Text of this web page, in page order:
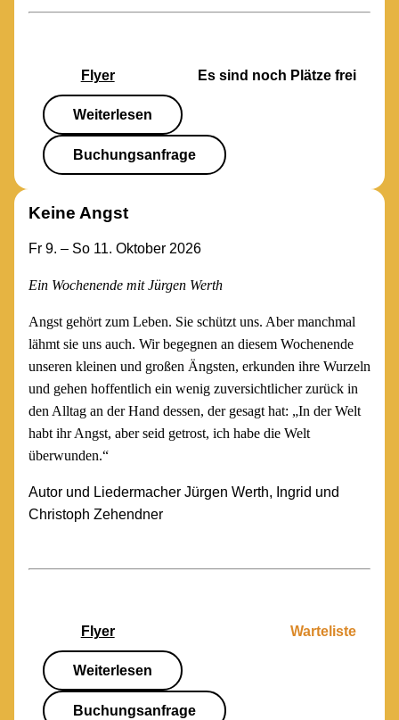
Flyer Es sind noch Plätze frei
Weiterlesen
Buchungsanfrage
Keine Angst
Fr 9. – So 11. Oktober 2026
Ein Wochenende mit Jürgen Werth
Angst gehört zum Leben. Sie schützt uns. Aber manchmal
lähmt sie uns auch. Wir begegnen an diesem Wochenende
unseren kleinen und großen Ängsten, erkunden ihre Wurzeln
und gehen hoffentlich ein wenig zuversichtlicher zurück in
den Alltag an der Hand dessen, der gesagt hat: „In der Welt
habt ihr Angst, aber seid getrost, ich habe die Welt
überwunden.“
Autor und Liedermacher Jürgen Werth, Ingrid und
Christoph Zehendner
Flyer Warteliste
Weiterlesen
Buchungsanfrage